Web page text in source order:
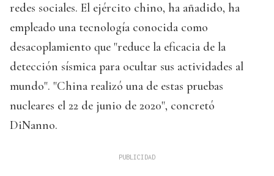
redes sociales. El ejército chino, ha añadido, ha
empleado una tecnología conocida como
desacoplamiento que "reduce la eficacia de la
detección sísmica para ocultar sus actividades al
mundo". "China realizó una de estas pruebas
nucleares el 22 de junio de 2020", concretó
DiNanno.